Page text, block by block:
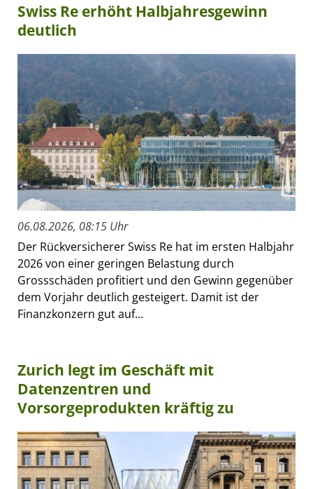
Swiss Re erhöht Halbjahresgewinn
deutlich
06.08.2026, 08:15 Uhr
Der Rückversicherer Swiss Re hat im ersten Halbjahr
2026 von einer geringen Belastung durch
Grossschäden profitiert und den Gewinn gegenüber
dem Vorjahr deutlich gesteigert. Damit ist der
Finanzkonzern gut auf...
Zurich legt im Geschäft mit
Datenzentren und
Vorsorgeprodukten kräftig zu